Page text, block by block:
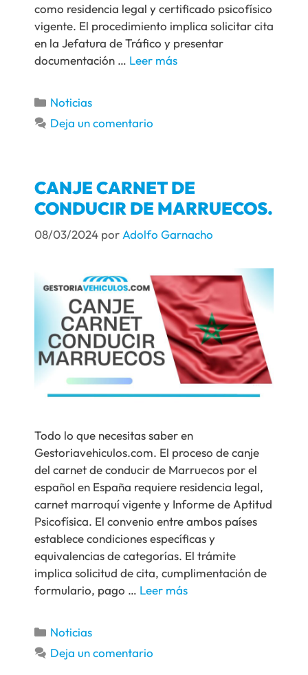
como residencia legal y certificado psicofísico
vigente. El procedimiento implica solicitar cita
en la Jefatura de Tráfico y presentar
documentación … Leer más
Noticias
Deja un comentario
CANJE CARNET DE
CONDUCIR DE MARRUECOS.
08/03/2024 por Adolfo Garnacho
Todo lo que necesitas saber en
Gestoriavehiculos.com. El proceso de canje
del carnet de conducir de Marruecos por el
español en España requiere residencia legal,
carnet marroquí vigente y Informe de Aptitud
Psicofísica. El convenio entre ambos países
establece condiciones específicas y
equivalencias de categorías. El trámite
implica solicitud de cita, cumplimentación de
formulario, pago … Leer más
Noticias
Deja un comentario